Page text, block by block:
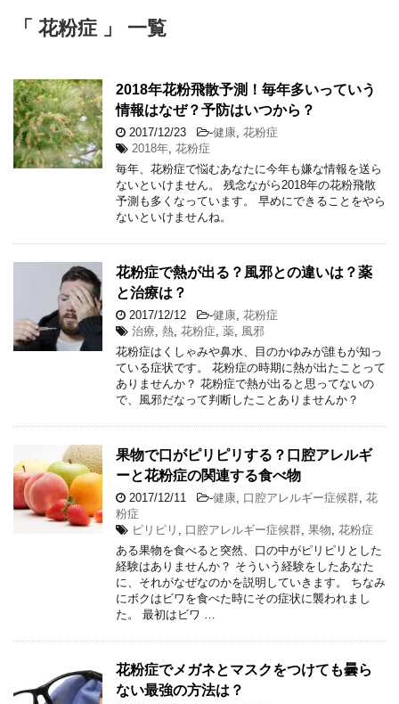
「 花粉症 」 一覧
2018年花粉飛散予測！毎年多いっていう
情報はなぜ？予防はいつから？
2017/12/23 -健康 花粉症
2018年 花粉症
毎年、花粉症で悩むあなたに今年も嫌な情報を送ら
ないといけません。 残念ながら2018年の花粉飛散
予測も多くなっています。 早めにできることをやら
ないといけませんね。
花粉症で熱が出る？風邪との違いは？薬
と治療は？
2017/12/12 -健康 花粉症
治療 熱 花粉症 薬 風邪
花粉症はくしゃみや鼻水、目のかゆみが誰もが知っ
ている症状です。 花粉症の時期に熱が出たことって
ありませんか？ 花粉症で熱が出ると思ってないの
で、風邪だなって判断したことありませんか？
果物で口がピリピリする？口腔アレルギ
ーと花粉症の関連する食べ物
2017/12/11 -健康 口腔アレルギー症候群 花
粉症
ピリピリ
口腔アレルギー症候群 果物 花粉症
ある果物を食べると突然、口の中がピリピリとした
経験はありませんか？ そういう経験をしたあなた
に、それがなぜなのかを説明していきます。 ちなみ
にボクはビワを食べた時にその症状に襲われまし
た。 最初はビワ …
花粉症でメガネとマスクをつけても曇ら
ない最強の方法は？